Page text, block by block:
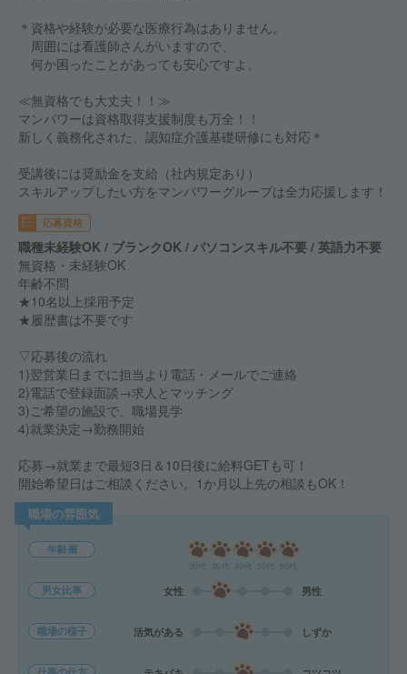
＊資格や経験が必要な医療行為はありません。
周囲には看護師さんがいますので、
何か困ったことがあっても安心ですよ。
≪無資格でも大丈夫！！≫
マンパワーは資格取得支援制度も万全！！
新しく義務化された、認知症介護基礎研修にも対応＊
受講後には奨励金を支給（社内規定あり）
スキルアップしたい方をマンパワーグループは全力応援します！
応募資格
職種未経験OK / ブランクOK / パソコンスキル不要 / 英語力不要
無資格・未経験OK
年齢不問
★10名以上採用予定
★履歴書は不要です
▽応募後の流れ
1)翌営業日までに担当より電話・メールでご連絡
2)電話で登録面談→求人とマッチング
3)ご希望の施設で、職場見学
4)就業決定→勤務開始
応募→就業まで最短3日＆10日後に給料GETも可！
開始希望日はご相談ください。1か月以上先の相談もOK！
職場の雰囲気
年齢層
男女比率 女性 男性
職場の様子 活気がある しずか